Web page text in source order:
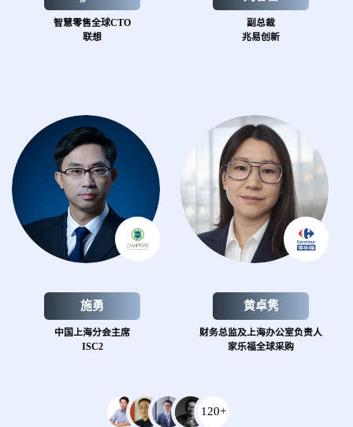
智慧零售全球CTO
联想
副总裁
兆易创新
施勇
中国上海分会主席
ISC2
黄卓隽
财务总监及上海办公室负责人
家乐福全球采购
120+